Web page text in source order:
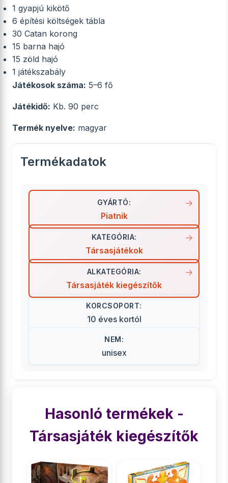
1 gyapjú kikötő
6 építési költségek tábla
30 Catan korong
15 barna hajó
15 zöld hajó
1 játékszabály
Játékosok száma: 5–6 fő
Játékidő: Kb. 90 perc
Termék nyelve: magyar
Termékadatok
GYÁRTÓ:
Piatnik
KATEGÓRIA:
Társasjátékok
ALKATEGÓRIA:
Társasjáték kiegészítők
KORCSOPORT:
10 éves kortól
NEM:
unisex
Hasonló termékek -
Társasjáték kiegészítők